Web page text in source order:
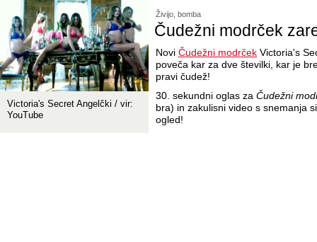
Živijo, bomba
Čudežni modrček
Novi Čudežni modrček Victoria's
poveča kar za dve številki, kar je
pravi čudež!
30. sekundni oglas za Čudežni
bra) in zakulisni video s snemanja
ogled!
Victoria's Secret Angelčki / vir:
YouTube